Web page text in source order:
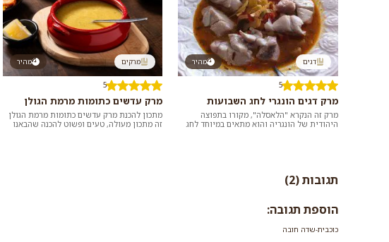
מהיר דגים
5
מרק דגים הונגרי לחג השבועות
מרק זה הנקרא "הלאסלה", מקורו בתפוצה
היהודית של הונגריה והוא מתאים במיוחד לחג
מהיר מרקים
5
מרק עדשים כתומות מרמת הגולן
מתכון להכנת מרק עדשים כתומות מרמת הגולן
זה מתכון מעולה, טעים ופשוט להכנה שהבאנו
תגובות (2)
הוספת תגובה:
כוכבית-שדה חובה